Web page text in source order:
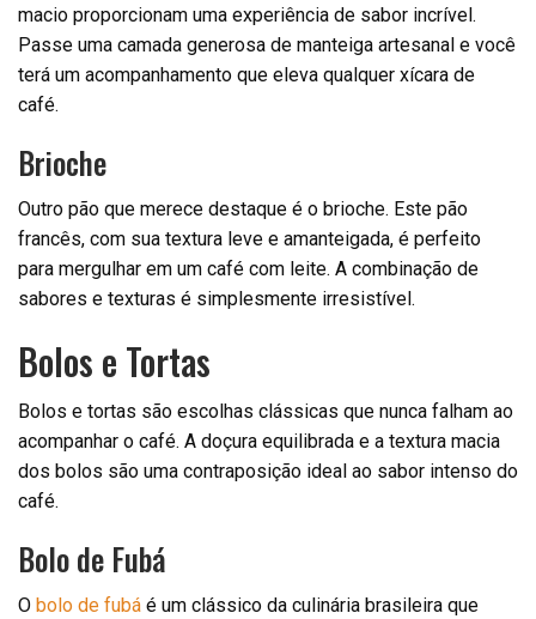
macio proporcionam uma experiência de sabor incrível.
Passe uma camada generosa de manteiga artesanal e você
terá um acompanhamento que eleva qualquer xícara de
café.
Brioche
Outro pão que merece destaque é o brioche. Este pão
francês, com sua textura leve e amanteigada, é perfeito
para mergulhar em um café com leite. A combinação de
sabores e texturas é simplesmente irresistível.
Bolos e Tortas
Bolos e tortas são escolhas clássicas que nunca falham ao
acompanhar o café. A doçura equilibrada e a textura macia
dos bolos são uma contraposição ideal ao sabor intenso do
café.
Bolo de Fubá
O bolo de fubá é um clássico da culinária brasileira que